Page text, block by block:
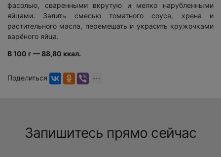
фасолью, сваренными вкрутую и мелко нарубленными
яйцами. Залить смесью томатного соуса, хрена и
растительного масла, перемешать и украсить кружочками
варёного яйца.
В 100 г — 88,80 ккал.
Поделиться
Запишитесь прямо сейчас